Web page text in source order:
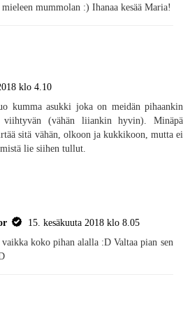
mummolan :) Ihanaa kesää Maria!
klo 4.10
kumma asukki joka on meidän pihaankin
viihtyvän (vähän liiankin hyvin). Minäpä
sitä vähän, olkoon ja kukkikoon, mutta ei
lie siihen tullut.
15. kesäkuuta 2018 klo 8.05
koko pihan alalla :D Valtaa pian sen